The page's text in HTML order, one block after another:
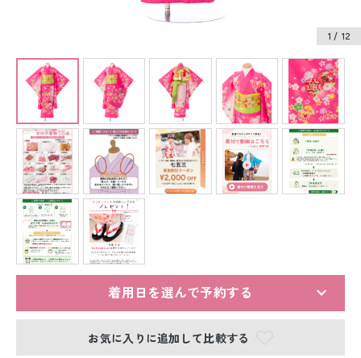
ジュニア着物レンタル
ジュニア洋装レンタル
ベビー洋装レンタル
紋付袴レンタル
留袖レンタル
男性礼装レンタル
1 / 12
着用日を選んで予約する
お気に入りに追加して比較する